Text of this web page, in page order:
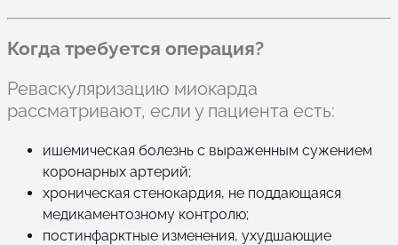
Когда требуется операция?
Реваскуляризацию миокарда
рассматривают, если у пациента есть:
ишемическая болезнь с выраженным сужением
коронарных артерий;
хроническая стенокардия, не поддающаяся
медикаментозному контролю;
постинфарктные изменения, ухудшающие